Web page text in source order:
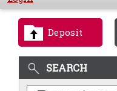
Deposit
SEARCH